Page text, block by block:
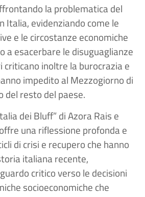
la problematica del
Italia, evidenziando come le
e le circostanze economiche
a esacerbare le disuguaglianze
criticano inoltre la burocrazia e
impedito al Mezzogiorno di
resto del paese.
dei Bluff” di Azora Rais e
una riflessione profonda e
di crisi e recupero che hanno
italiana recente,
critico verso le decisioni
socioeconomiche che